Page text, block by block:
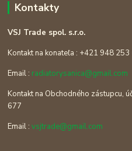
Kontakty
VSJ Trade spol. s.r.o.
Kontakt na konateľa : +421 948 253
Email : radiatorysanica@gmail.com
Kontakt na Obchodného zástupcu,
677
Email :vsjtrade@gmail.com